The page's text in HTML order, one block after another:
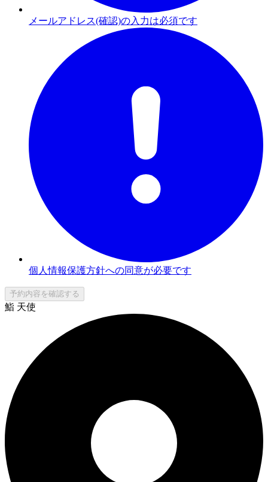
メールアドレス(確認)の入力は必須です
個人情報保護方針への同意が必要です
予約内容を確認する
鮨 天使